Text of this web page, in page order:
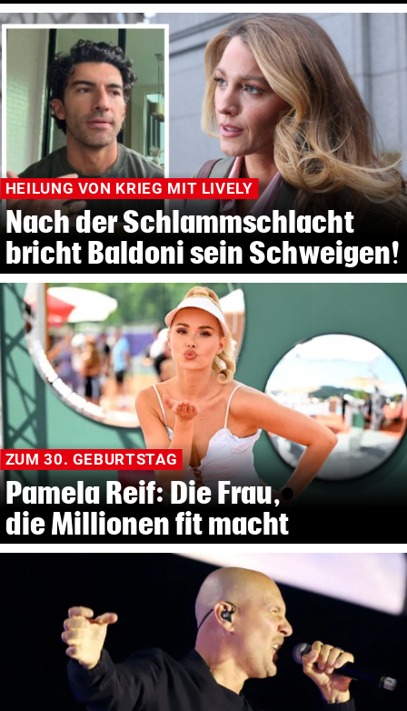
HEILUNG VON KRIEG MIT LIVELY
Nach der Schlammschlacht
bricht Baldoni sein Schweigen!
ZUM 30. GEBURTSTAG
Pamela Reif: Die Frau,
die Millionen fit macht